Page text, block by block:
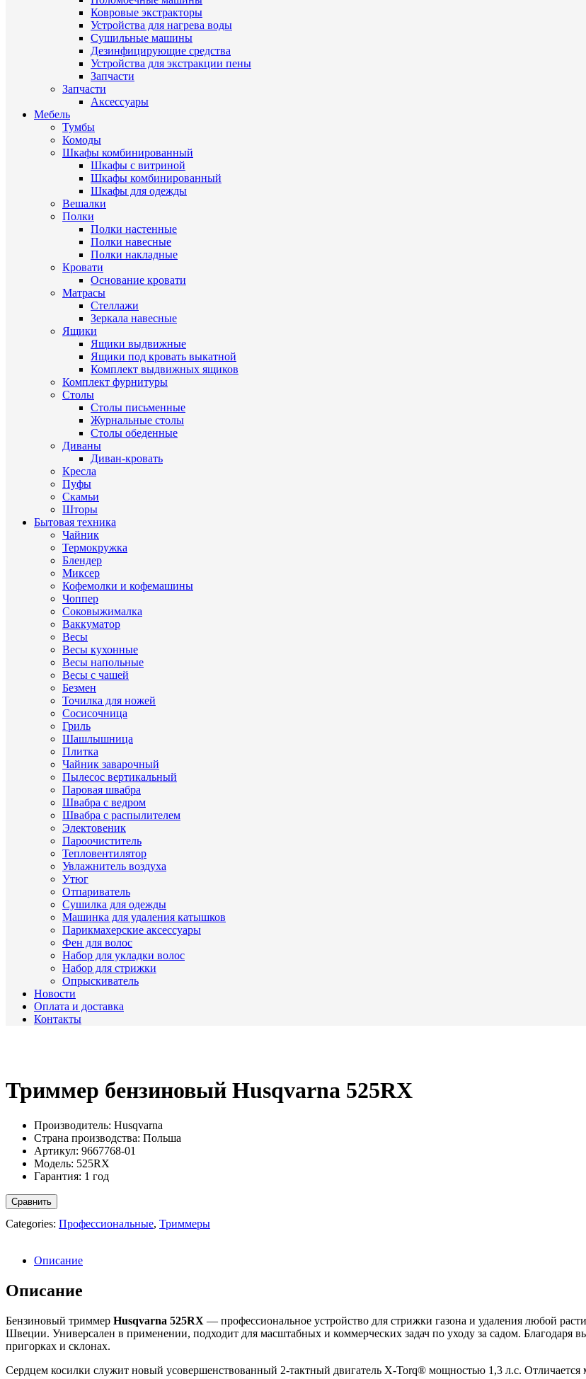
Ковровые экстракторы
Устройства для нагрева воды
Сушильные машины
Дезинфицирующие средства
Устройства для экстракции пены
Запчасти
Запчасти
Аксессуары
Мебель
Тумбы
Комоды
Шкафы комбинированный
Шкафы с витриной
Шкафы комбинированный
Шкафы для одежды
Вешалки
Полки
Полки настенные
Полки навесные
Полки накладные
Кровати
Основание кровати
Матрасы
Стеллажи
Зеркала навесные
Ящики
Ящики выдвижные
Ящики под кровать выкатной
Комплект выдвижных ящиков
Комплект фурнитуры
Столы
Столы письменные
Журнальные cтолы
Столы обеденные
Диваны
Диван-кровать
Кресла
Пуфы
Скамьи
Шторы
Бытовая техника
Чайник
Термокружка
Блендер
Миксер
Кофемолки и кофемашины
Чоппер
Соковыжималка
Ваккуматор
Весы
Весы кухонные
Весы напольные
Весы с чашей
Безмен
Точилка для ножей
Сосисочница
Гриль
Шашлышница
Плитка
Чайник заварочный
Пылесос вертикальный
Паровая швабра
Швабра с ведром
Швабра с распылителем
Электовеник
Пароочиститель
Тепловентилятор
Увлажнитель воздуха
Утюг
Отпариватель
Сушилка для одежды
Машинка для удаления катышков
Парикмахерские аксессуары
Фен для волос
Набор для укладки волос
Набор для стрижки
Опрыскиватель
Новости
Оплата и доставка
Контакты
Триммер бензиновый Husqvarna 525RX
Производитель: Husqvarna
Страна производства: Польша
Артикул: 9667768-01
Модель: 525RX
Гарантия: 1 год
Сравнить
Categories: Профессиональные, Триммеры
Описание
Описание
Бензиновый триммер Husqvarna 525RX — профессиональное устройство для стрижки газона и удаления любой
Швеции. Универсален в применении, подходит для масштабных и коммерческих задач по уходу за садом. Благодаря
пригорках и склонах.
Сердцем косилки служит новый усовершенствованный 2-тактный двигатель X-Torq® мощностью 1,3 л.с. Отличается